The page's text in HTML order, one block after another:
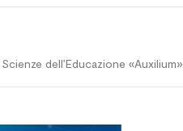
dell’Educazione «Auxilium».